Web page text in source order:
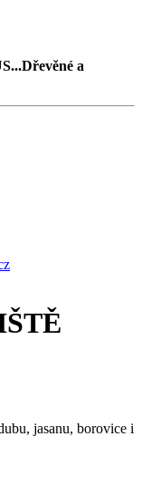
a
jasanu, borovice i